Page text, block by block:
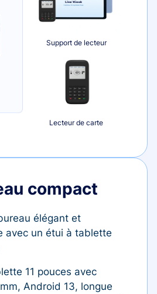
Support de lecteur
Lecteur de carte
compact
élégant et
avec un étui à tablette
11 pouces avec
Android 13, longue